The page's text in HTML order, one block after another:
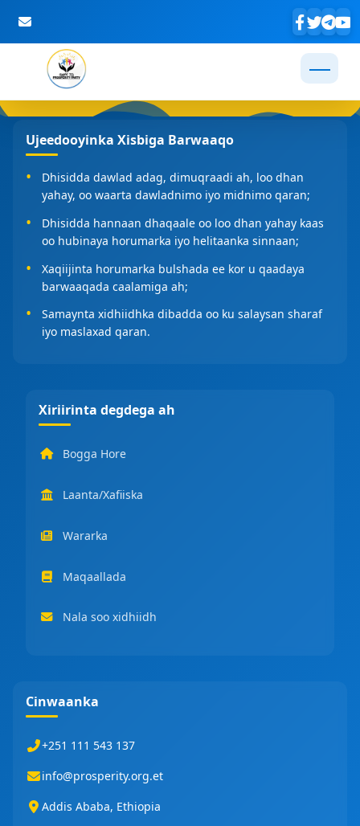
Skip to Main Content
Ujeedooyinka Xisbiga Barwaaqo
Dhisidda dawlad adag, dimuqraadi ah, loo dhan
yahay, oo waarta dawladnimo iyo midnimo qaran;
Dhisidda hannaan dhaqaale oo loo dhan yahay kaas
oo hubinaya horumarka iyo helitaanka sinnaan;
Xaqiijinta horumarka bulshada ee kor u qaadaya
barwaaqada caalamiga ah;
Samaynta xidhiidhka dibadda oo ku salaysan sharaf
iyo maslaxad qaran.
Xiriirinta degdega ah
Bogga Hore
Laanta/Xafiiska
Wararka
Maqaallada
Nala soo xidhiidh
Cinwaanka
+251 111 543 137
info@prosperity.org.et
Addis Ababa, Ethiopia